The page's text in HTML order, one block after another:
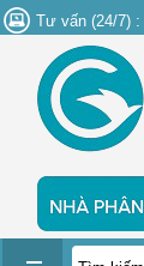
Tư vấn (24/7) :